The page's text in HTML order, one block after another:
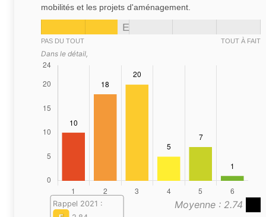
mobilités et les projets d'aménagement.
E
PAS DU TOUT TOUT À FAIT
Dans le détail,
Moyenne : 2.74
Rappel 2021 :